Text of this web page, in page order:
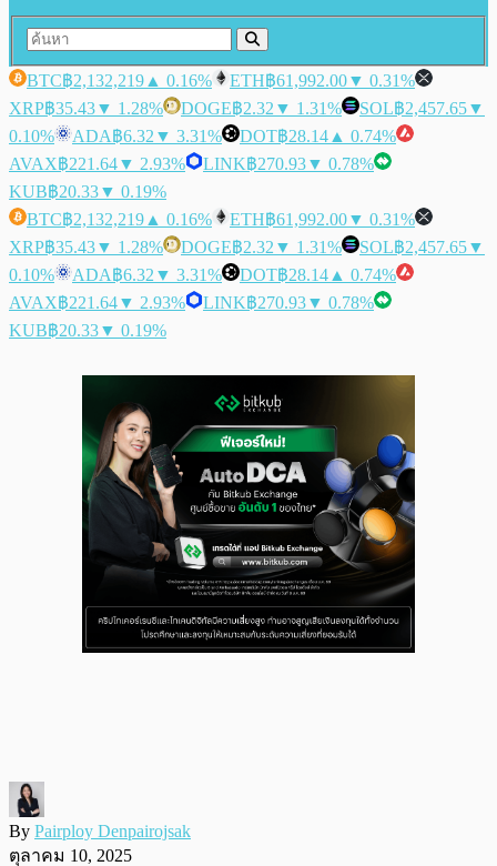
BTC฿2,132,219 ▲ 0.16% ETH฿61,992.00▼ 0.31%
XRP฿35.43▼ 1.28% DOGE฿2.32 ▼ 1.31% SOL฿2,457.65▼
0.10%
ADA฿6.32 ▼ 3.31% DOT฿28.14 ▲ 0.74%
AVAX฿221.64▼ 2.93% LINK฿270.93▼ 0.78%
KUB฿20.33▼ 0.19%
BTC฿2,132,219 ▲ 0.16% ETH฿61,992.00▼ 0.31%
XRP฿35.43▼ 1.28% DOGE฿2.32 ▼ 1.31% SOL฿2,457.65▼
0.10%
ADA฿6.32 ▼ 3.31% DOT฿28.14 ▲ 0.74%
AVAX฿221.64▼ 2.93% LINK฿270.93▼ 0.78%
KUB฿20.33▼ 0.19%
By Pairploy Denpairojsak
ตุลาคม 10, 2025